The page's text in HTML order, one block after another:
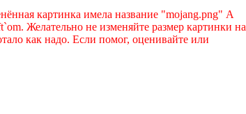
картинка имела название "mojang.png" А
Желательно не изменяйте размер картинки на
как надо. Если помог, оценивайте или